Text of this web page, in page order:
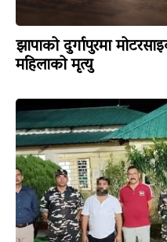
झापाको दुर्गापुरमा
महिलाको मृत्यु